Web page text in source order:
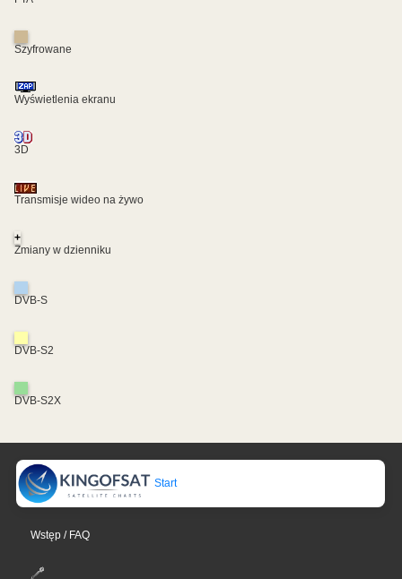
Szyfrowane
Wyświetlenia ekranu
3D
Transmisje wideo na żywo
+
Zmiany w dzienniku
DVB-S
DVB-S2
DVB-S2X
Start
Wstęp / FAQ